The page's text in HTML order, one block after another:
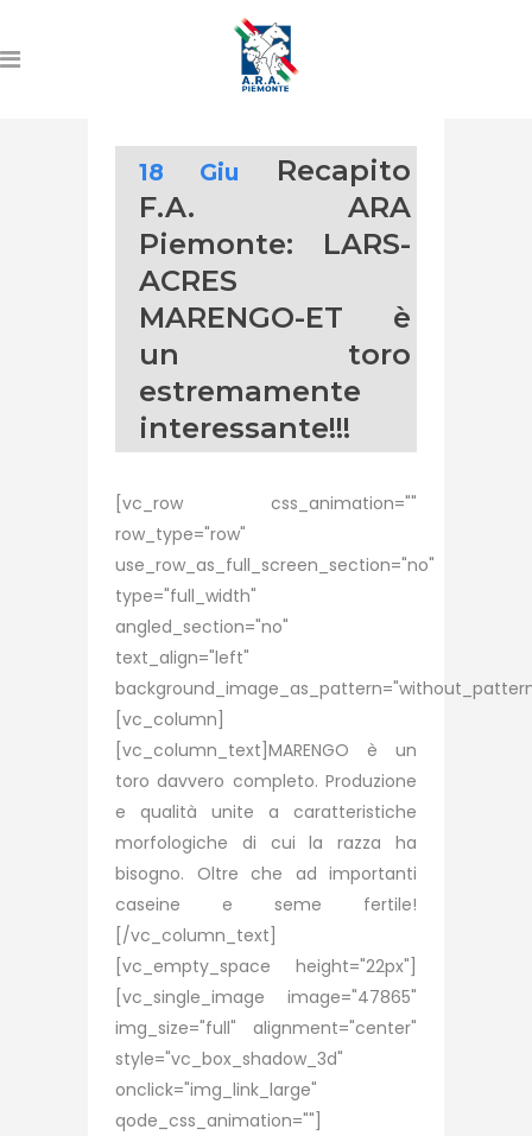
18 Giu
Recapito
F.A. ARA
Piemonte: LARS-
ACRES
MARENGO-ET è
un toro
estremamente
interessante!!!
[vc_row css_animation=""
row_type="row"
use_row_as_full_screen_section="no"
type="full_width"
angled_section="no"
text_align="left"
[vc_column]
[vc_column_text]MARENGO è un
toro davvero completo. Produzione
e qualità unite a caratteristiche
morfologiche di cui la razza ha
bisogno. Oltre che ad importanti
caseine e seme fertile!
[/vc_column_text]
[vc_empty_space height="22px"]
[vc_single_image image="47865"
img_size="full" alignment="center"
style="vc_box_shadow_3d"
onclick="img_link_large"
qode_css_animation=""]